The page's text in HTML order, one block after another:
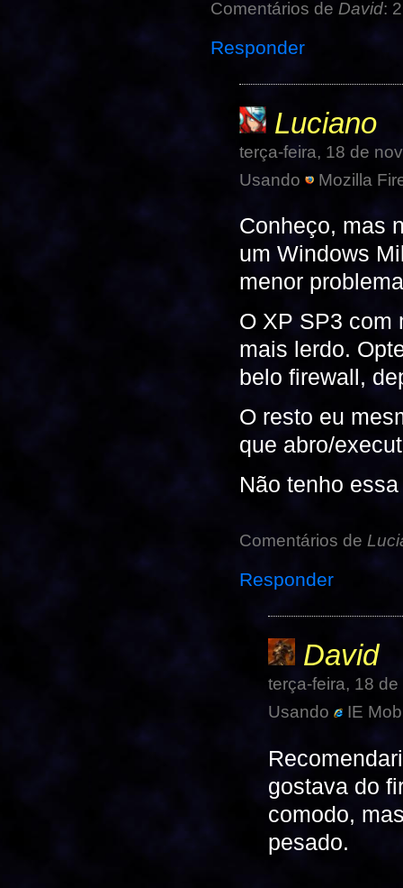
Comentários de David: 2
Responder
Luciano
terça-feira, 18 de
Usando
Mozilla
Conheço, mas
um Windows
menor
O XP SP3 com
mais lerdo.
belo firewall,
O resto eu
que abro/
Não tenho
Comentários de
Responder
David
terça-feira, 18
Usando
IE
gostava do
comodo,
pesado.